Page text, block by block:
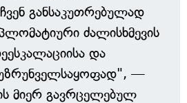
განსაკუთრებულად
ძალისხმევის
და
—
მიერ გავრცელებულ